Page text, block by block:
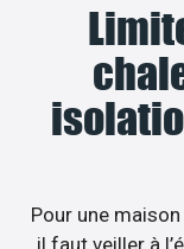
Pour une
il faut veiller à